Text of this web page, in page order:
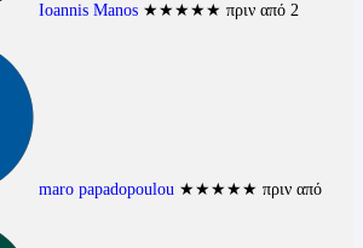
Ioannis Manos ★★★★★ πριν από 2
maro papadopoulou ★★★★★ πριν από